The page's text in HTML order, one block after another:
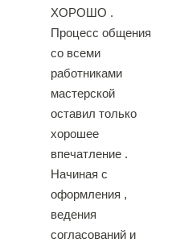
ХОРОШО .
Процесс общения
со всеми
работниками
мастерской
оставил только
хорошее
впечатление .
Начиная с
оформления ,
ведения
согласований и